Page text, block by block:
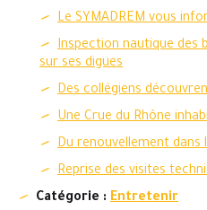
Le SYMADREM vous
Inspection nautique des
sur ses digues
Des collégiens
Une Crue du Rhône
Du renouvellement dans
Reprise des visites
Catégorie : Entretenir